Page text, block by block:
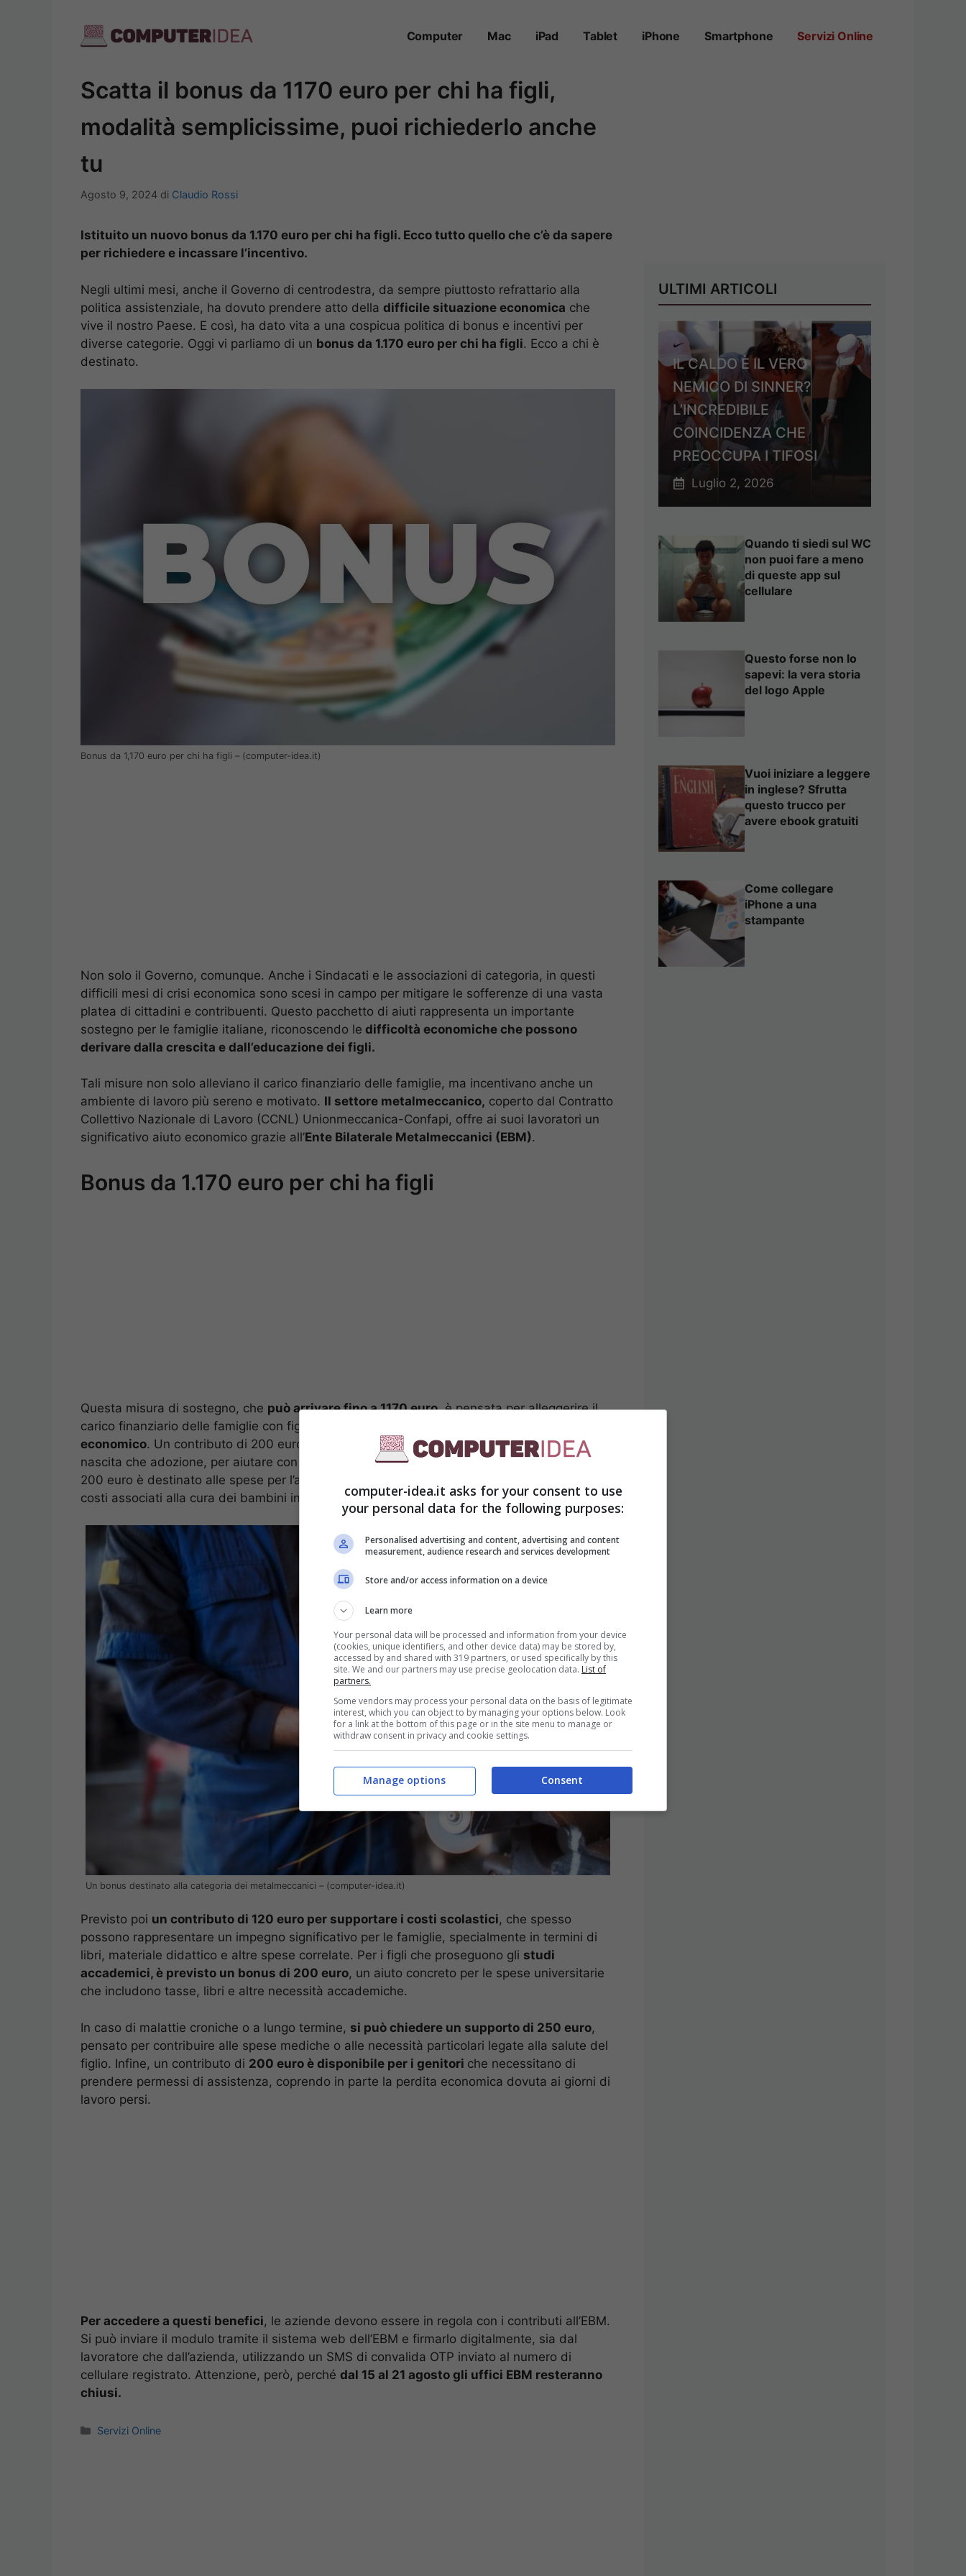
Computer Mac iPad Tablet iPhone Smartphone Servizi Online
Scatta il bonus da 1170 euro per chi ha figli,
modalità semplicissime, puoi richiederlo anche
tu
Agosto 9, 2024 di Claudio Rossi
Istituito un nuovo bonus da 1.170 euro per chi ha figli. Ecco tutto quello che c’è da sapere
per richiedere e incassare l’incentivo.
Negli ultimi mesi, anche il Governo di centrodestra, da sempre piuttosto refrattario alla
politica assistenziale, ha dovuto prendere atto della difficile situazione economica che
vive il nostro Paese. E così, ha dato vita a una cospicua politica di bonus e incentivi per
diverse categorie. Oggi vi parliamo di un bonus da 1.170 euro per chi ha figli. Ecco a chi è
destinato.
Bonus da 1,170 euro per chi ha figli – (computer-idea.it)
Non solo il Governo, comunque. Anche i Sindacati e le associazioni di categoria, in questi
difficili mesi di crisi economica sono scesi in campo per mitigare le sofferenze di una vasta
platea di cittadini e contribuenti. Questo pacchetto di aiuti rappresenta un importante
sostegno per le famiglie italiane, riconoscendo le difficoltà economiche che possono
derivare dalla crescita e dall’educazione dei figli.
Tali misure non solo alleviano il carico finanziario delle famiglie, ma incentivano anche un
ambiente di lavoro più sereno e motivato. Il settore metalmeccanico, coperto dal Contratto
Collettivo Nazionale di Lavoro (CCNL) Unionmeccanica-Confapi, offre ai suoi lavoratori un
significativo aiuto economico grazie all’Ente Bilaterale Metalmeccanici (EBM).
Bonus da 1.170 euro per chi ha figli
Questa misura di sostegno, che può arrivare fino a 1170 euro,è pensata per alleggerire il
carico finanziario delle famiglie con figli a carico. Vi sono
economico. Un contributo di 200 euro per ogni nuovo arrivo in famiglia, sia attraverso
nascita che adozione, per aiutare con le prime spese che ne derivano. Un altro sostegno di
200 euro è destinato alle spese per l’asilo nido, permettendo ai genitori di coprire parte dei
costi associati alla cura dei bambini in età prescolare.
Un bonus destinato alla categoria dei metalmeccanici – (computer-idea.it)
Previsto poi un contributo di 120 euro per supportare i costi scolastici, che spesso
possono rappresentare un impegno significativo per le famiglie, specialmente in termini di
libri, materiale didattico e altre spese correlate. Per i figli che proseguono gli studi
accademici, è previsto un bonus di 200 euro, un aiuto concreto per le spese universitarie
che includono tasse, libri e altre necessità accademiche.
In caso di malattie croniche o a lungo termine, si può chiedere un supporto di 250 euro,
pensato per contribuire alle spese mediche o alle necessità particolari legate alla salute del
figlio. Infine, un contributo di 200 euro è disponibile per i genitori che necessitano di
prendere permessi di assistenza, coprendo in parte la perdita economica dovuta ai giorni di
lavoro persi.
Per accedere a questi benefici, le aziende devono essere in regola con i contributi all’EBM.
Si può inviare il modulo tramite il sistema web dell’EBM e firmarlo digitalmente, sia dal
lavoratore che dall’azienda, utilizzando un SMS di convalida OTP inviato al numero di
cellulare registrato. Attenzione, però, perché dal 15 al 21 agosto gli uffici EBM resteranno
chiusi.
Categorie
Servizi Online
ULTIMI ARTICOLI
IL CALDO È IL VERO
NEMICO DI SINNER?
L’INCREDIBILE
COINCIDENZA CHE
PREOCCUPA I TIFOSI
Luglio 2, 2026
Quando ti siedi sul WC
non puoi fare a meno
di queste app sul
cellulare
Questo forse non lo
sapevi: la vera storia
del logo Apple
Vuoi iniziare a leggere
in inglese? Sfrutta
questo trucco per
avere ebook gratuiti
Come collegare
iPhone a una
stampante
computer-idea.it asks for your consent to use
your personal data for the following purposes:
Personalised advertising and content, advertising and content
measurement, audience research and services development
Store and/or access information on a device
Learn more
Your personal data will be processed and information from your device
(cookies, unique identifiers, and other device data) may be stored by,
accessed by and shared with 319 partners, or used specifically by this
site. We and our partners may use precise geolocation data. List of
partners.
Some vendors may process your personal data on the basis of legitimate
interest, which you can object to by managing your options below. Look
for a link at the bottom of this page or in the site menu to manage or
withdraw consent in privacy and cookie settings.
Consent
Manage options